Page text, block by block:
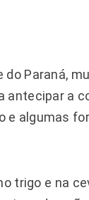
Paraná,
antecipar a
e algumas
trigo e na